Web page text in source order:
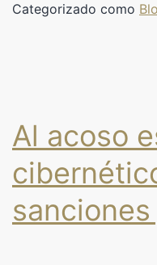
Categorizado como
Al acoso